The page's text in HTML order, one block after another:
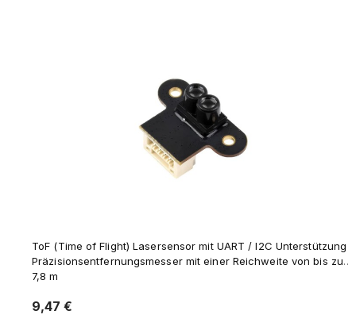
ToF (Time of Flight) Lasersensor mit UART / I2C Unterstützung -
Präzisionsentfernungsmesser mit einer Reichweite von bis zu
7,8 m
9,47 €